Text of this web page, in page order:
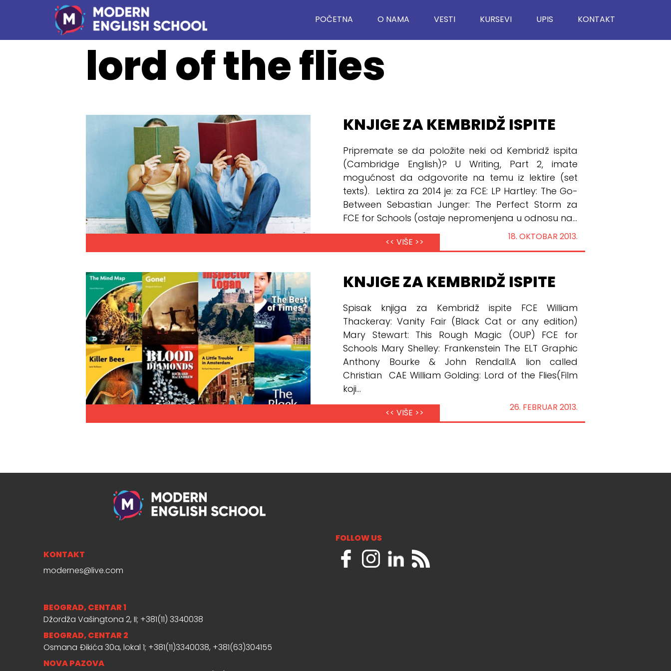
POČETNA O NAMA VESTI KURSEVI UPIS KONTAKT
lord of the flies
KNJIGE ZA KEMBRIDŽ ISPITE
Pripremate se da položite neki od Kembridž ispita
(Cambridge English)? U Writing, Part 2, imate
mogućnost da odgovorite na temu iz lektire (set
texts). Lektira za 2014 je: za FCE: LP Hartley: The Go-
Between Sebastian Junger: The Perfect Storm za
FCE for Schools (ostaje nepromenjena u odnosu na...
18. OKTOBAR 2013.
<< VIŠE >>
KNJIGE ZA KEMBRIDŽ ISPITE
Spisak knjiga za Kembridž ispite FCE William
Thackeray: Vanity Fair (Black Cat or any edition)
Mary Stewart: This Rough Magic (OUP) FCE for
Schools Mary Shelley: Frankenstein The ELT Graphic
Anthony Bourke & John Rendall:A lion called
Christian CAE William Golding: Lord of the Flies(Film
koji...
26. FEBRUAR 2013.
<< VIŠE >>
KONTAKT
modernes@live.com
BEOGRAD, CENTAR 1
Džordža Vašingtona 2, II; +381(11) 3340038
BEOGRAD, CENTAR 2
Osmana Đikića 30a, lokal 1; +381(11)3340038, +381(63)304155
NOVA PAZOVA
FOLLOW US